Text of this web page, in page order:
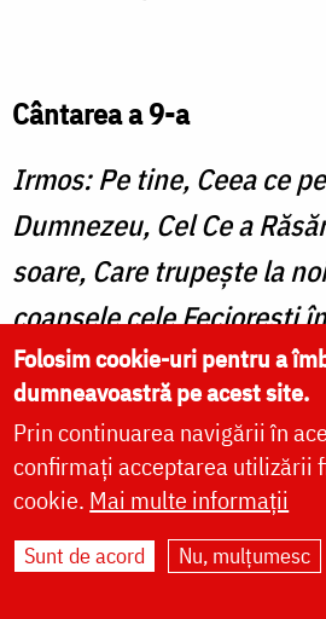
Cântarea a 9-a
Irmos: Pe tine, Ceea ce
Dumnezeu, Cel Ce a
soare, Care trupeşte la
coapsele cele Fecioreşti
L-ai Întrupat,
Dumnezeu Născătoare, te
Stih: Sfinţilor Apostoli,
Dumnezeu pentru noi.
Făcutu-v-aţi doctori
Folosim cookie-uri pentru a
dumneavoastră pe acest site.
Prin continuarea navigării în
confirmați acceptarea utilizării
cookie. Mai multe informații
Sunt de acord Nu, mulțumesc